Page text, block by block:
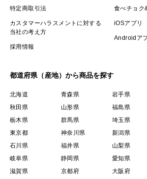
特定商取引法
カスタマーハラスメントに対する
当社の考え方
採用情報
食べチョク
iOSアプリ
Androidア
都道府県（産地）から商品を探す
北海道 青森県 岩手県
秋田県
山形県 福島県
栃木県
群馬県 埼玉県
東京都
神奈川県 新潟県
石川県
福井県 山梨県
岐阜県
静岡県 愛知県
滋賀県
京都府 大阪府